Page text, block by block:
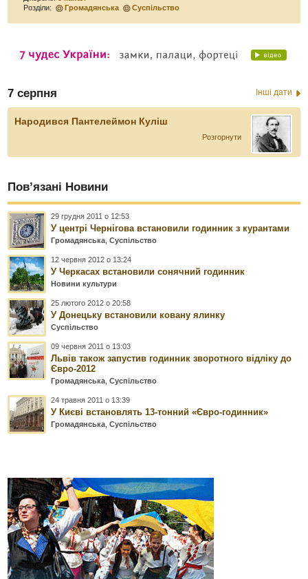
Розділи:
Громадянська Суспільство
7 серпня Інші дати
Народився Пантелеймон Куліш
Розгорнути
Пов’язані Новини
29 грудня 2011 о 12:53
У центрі Чернігова встановили годинник з курантами
Громадянська ,Суспільство
12 червня 2012 о 13:24
У Черкасах встановили сонячний годинник
Новини культури
25 лютого 2012 о 20:58
У Донецьку встановили ковану ялинку
Суспільство
09 червня 2011 о 13:03
Львів також запустив годинник зворотного відліку до
Євро-2012
Громадянська ,Суспільство
24 травня 2011 о 13:39
У Києві встановлять 13-тонний «Євро-годинник»
Громадянська ,Суспільство